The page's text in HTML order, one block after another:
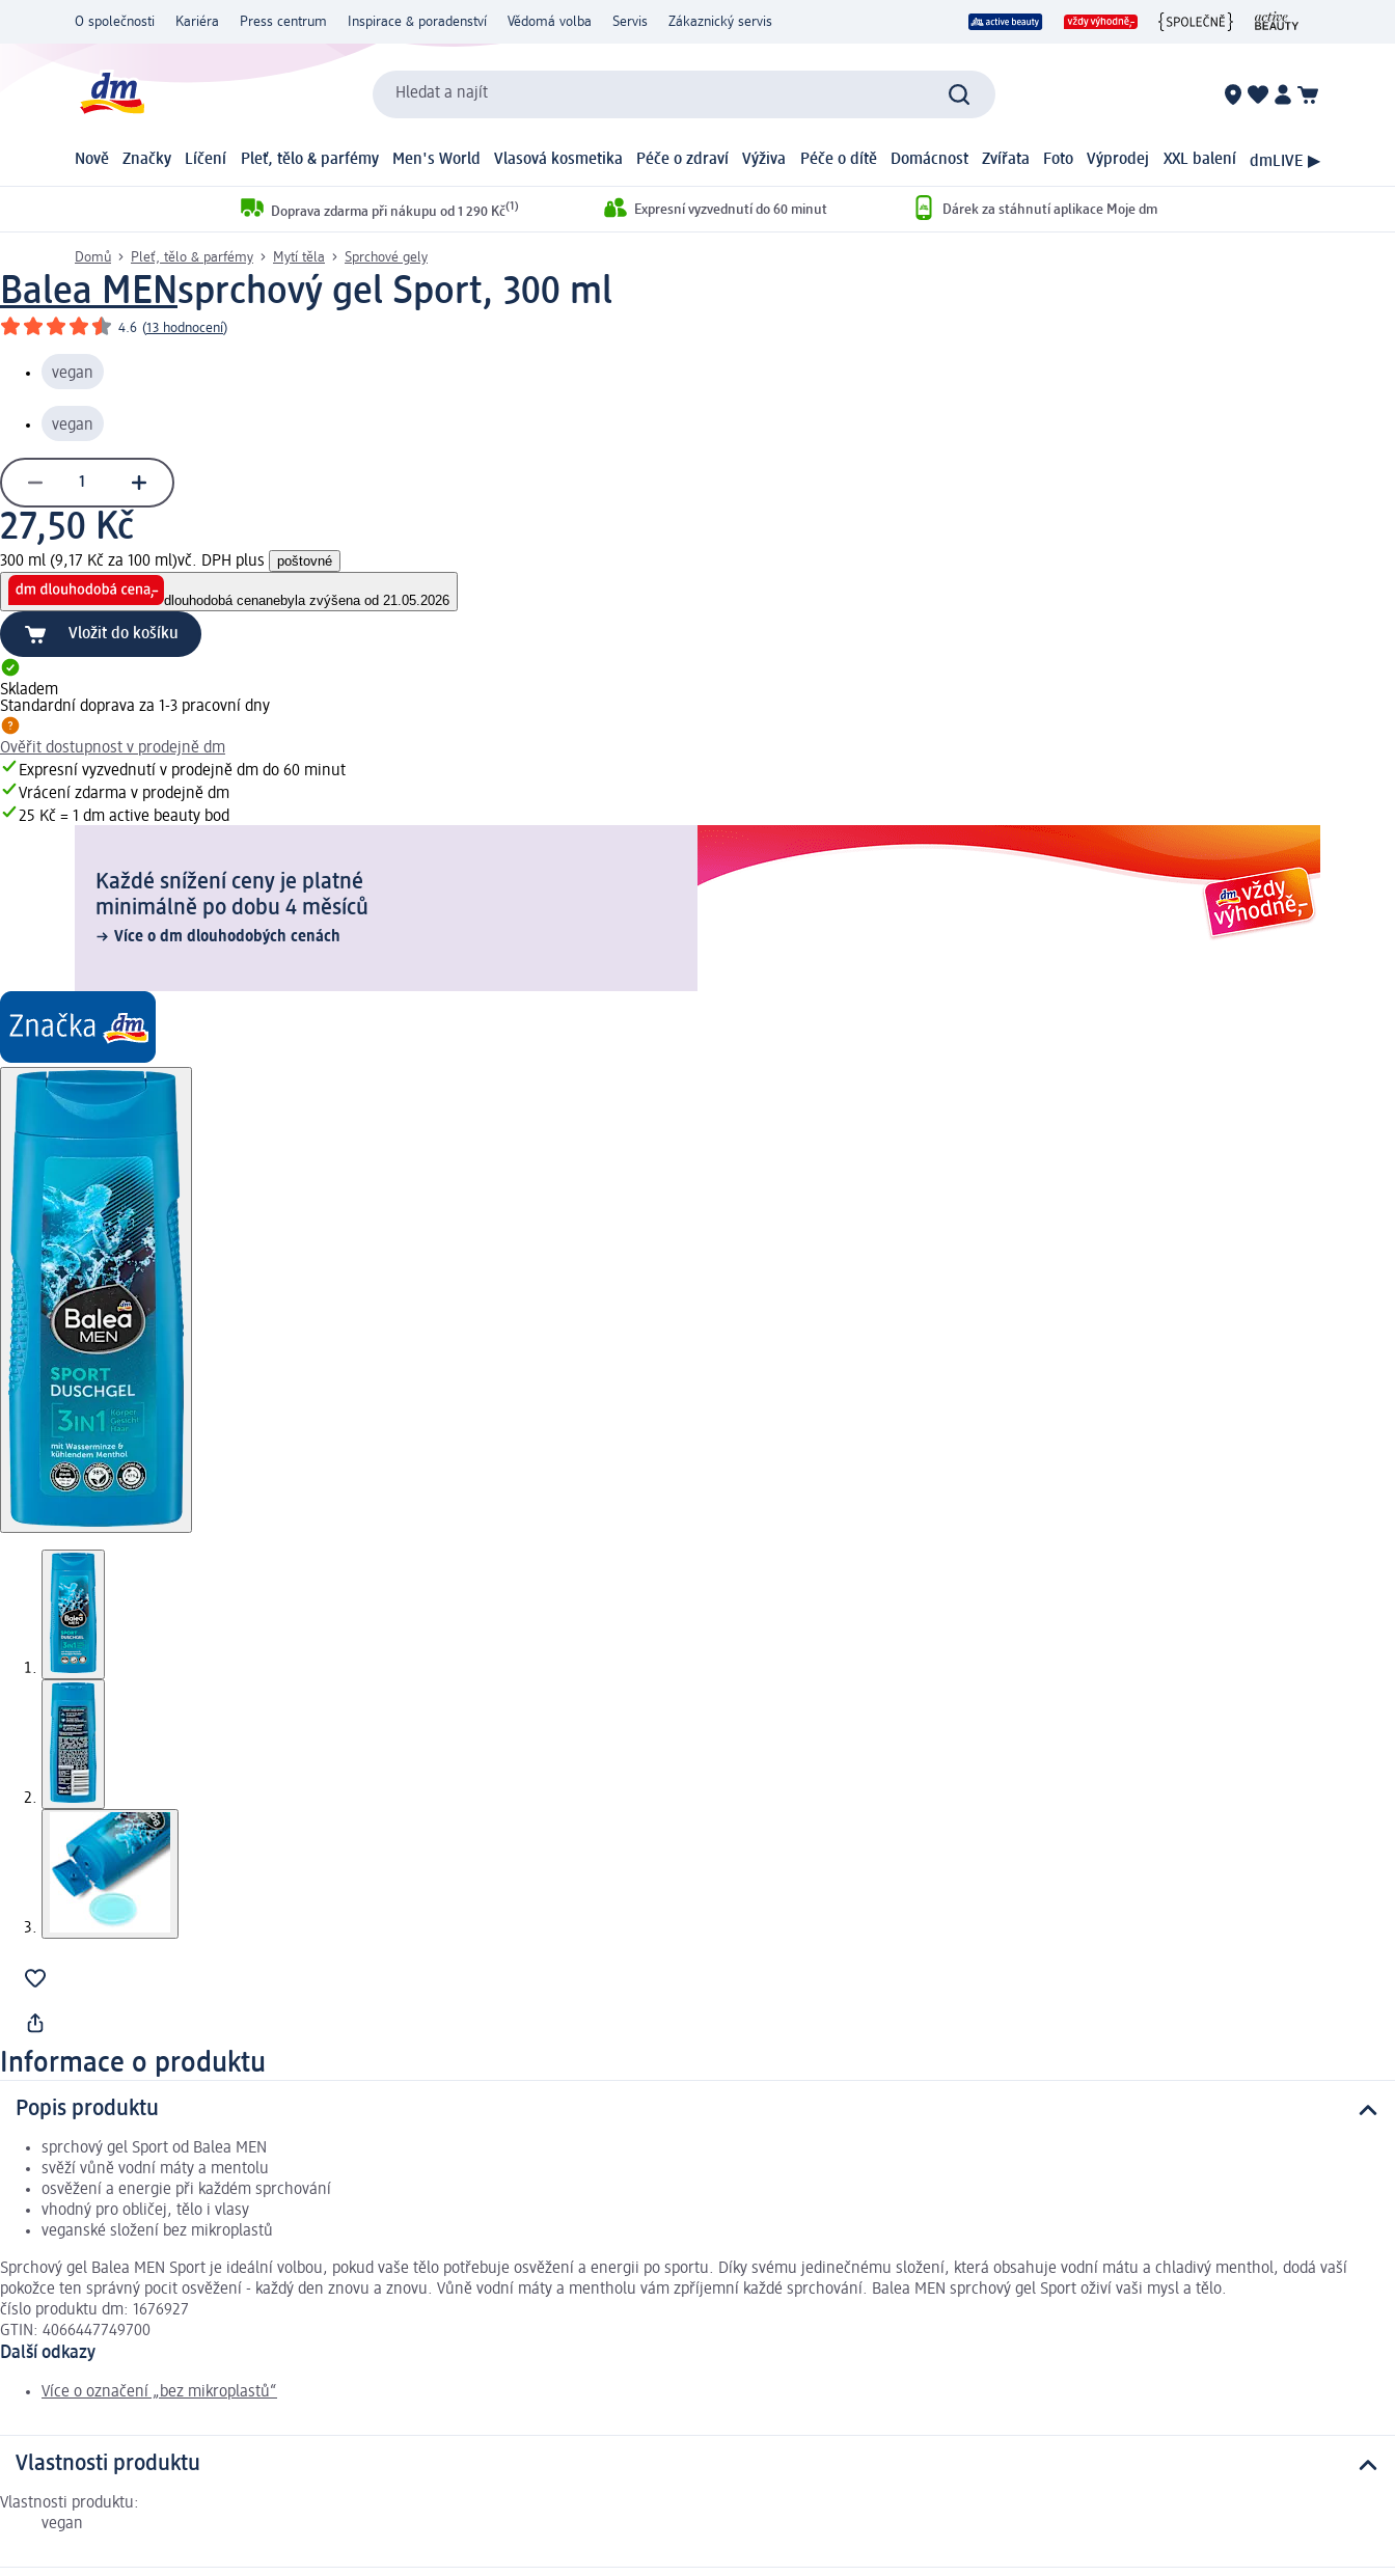
O společnosti Kariéra Press centrum Inspirace & poradenství Vědomá volba Servis Zákaznický servis
Hledat a najít
Nově Značky Líčení Pleť, tělo & parfémy Men's World Vlasová kosmetika Péče o zdraví Výživa Péče o dítě Domácnost Zvířata Foto Výprodej XXL balení dmLIVE ▶
Doprava zdarma při nákupu od 1 290 Kč(1) Expresní vyzvednutí do 60 minut Dárek za stáhnutí aplikace Moje dm
Domů Pleť, tělo & parfémy Mytí těla Sprchové gely
Balea MENsprchový gel Sport, 300 ml
4.6 (13 hodnocení)
vegan
vegan
27,50 Kč
300 ml (9,17 Kč za 100 ml)vč. DPH plus poštovné
dlouhodobá cenanebyla zvýšena od 21.05.2026
Vložit do košíku
Skladem
Standardní doprava za 1-3 pracovní dny
Ověřit dostupnost v prodejně dm
Expresní vyzvednutí v prodejně dm do 60 minut
Vrácení zdarma v prodejně dm
25 Kč = 1 dm active beauty bod
Každé snížení ceny je platné
minimálně po dobu 4 měsíců
Více o dm dlouhodobých cenách
Informace o produktu
Popis produktu
sprchový gel Sport od Balea MEN
svěží vůně vodní máty a mentolu
osvěžení a energie při každém sprchování
vhodný pro obličej, tělo i vlasy
veganské složení bez mikroplastů
Sprchový gel Balea MEN Sport je ideální volbou, pokud vaše tělo potřebuje osvěžení a energii po sportu. Díky svému jedinečnému složení, která obsahuje vodní mátu a chladivý menthol, dodá vaší
pokožce ten správný pocit osvěžení - každý den znovu a znovu. Vůně vodní máty a mentholu vám zpříjemní každé sprchování. Balea MEN sprchový gel Sport oživí vaši mysl a tělo.
číslo produktu dm: 1676927
GTIN: 4066447749700
Další odkazy
Více o označení „bez mikroplastů“
Vlastnosti produktu
Vlastnosti produktu:
vegan